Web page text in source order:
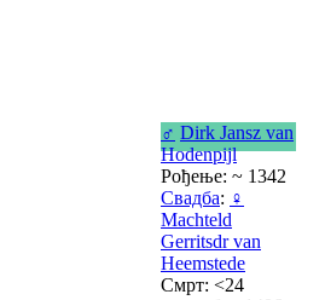
♂ Dirk Jansz van
Hodenpijl
Рођење: ~ 1342
Свадба: ♀
Machteld
Gerritsdr van
Heemstede
Смрт: <24